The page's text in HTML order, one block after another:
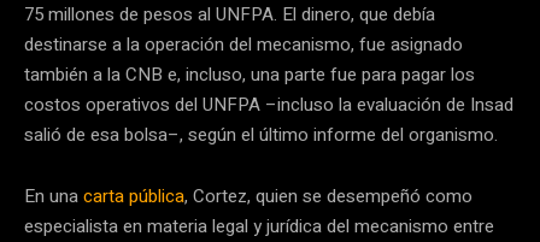
75 millones de pesos al UNFPA. El dinero, que debía
destinarse a la operación del mecanismo, fue asignado
también a la CNB e, incluso, una parte fue para pagar los
costos operativos del UNFPA –incluso la evaluación de Insad
salió de esa bolsa–, según el último informe del organismo.
En unacarta pública, Cortez, quien se desempeñó como
especialista en materia legal y jurídica del mecanismo entre